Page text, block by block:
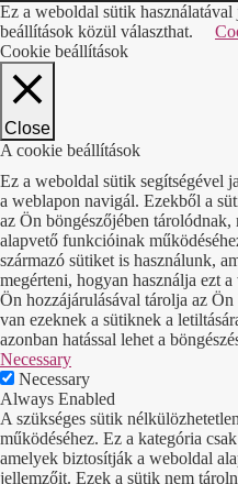
Ez a weboldal sütik
beállítások közül választhat.
Cookie beállítások
Close
A cookie beállítások
Ez a weboldal sütik segítségével
a weblapon navigál. Ezekből a
az Ön böngészőjében
alapvető funkcióinak
származó sütiket is használunk,
megérteni, hogyan használja ezt
Ön hozzájárulásával tárolja az
van ezeknek a sütiknek a
azonban hatással lehet a
Necessary
Necessary
Always Enabled
A szükséges sütik
működéséhez. Ez a kategória
amelyek biztosítják a weboldal
jellemzőit. Ezek a sütik nem